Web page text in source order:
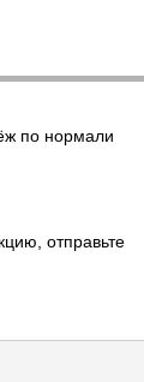
по нормали
отправьте